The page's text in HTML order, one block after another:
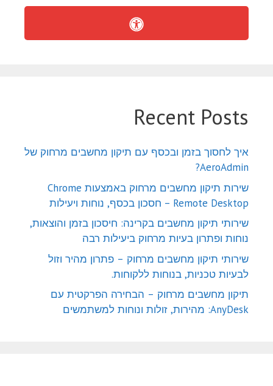
Recent Posts
איך לחסוך בזמן ובכסף עם תיקון מחשבים מרחוק של
AeroAdmin?
שירות תיקון מחשבים מרחוק באמצעות Chrome
Remote Desktop – חסכון בכסף, נוחות ויעילות
שירותי תיקון מחשבים בקרינה: חיסכון בזמן והוצאות,
נוחות ופתרון בעיות מרחוק ביעילות רבה
שירותי תיקון מחשבים מרחוק – פתרון מהיר וזול
לבעיות טכניות, בנוחות ללקוחות.
תיקון מחשבים מרחוק – הבחירה הפרקטית עם
AnyDesk: מהירות, זולות ונוחות למשתמשים